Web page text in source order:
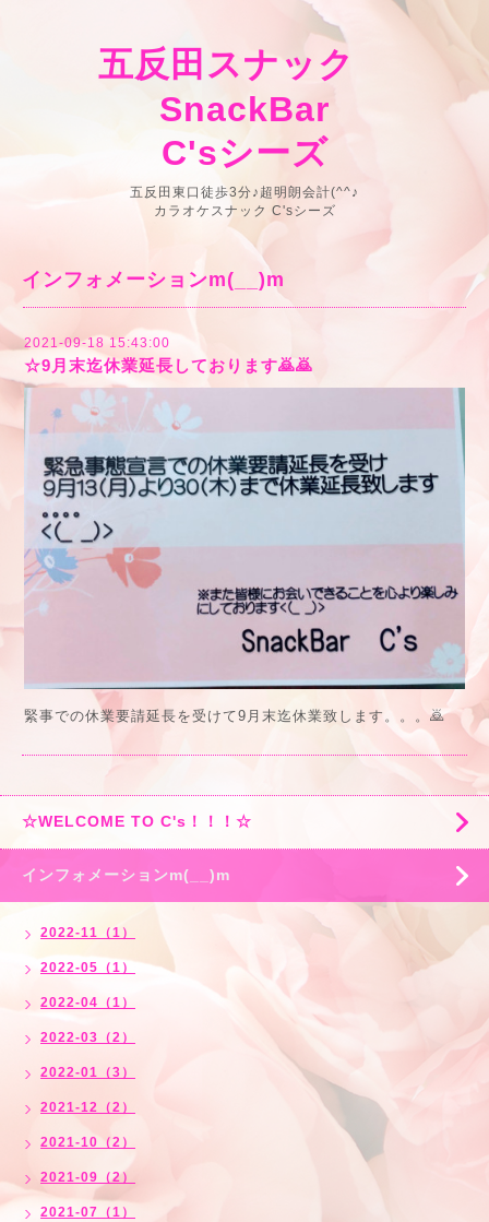
五反田スナック
SnackBar
C'sシーズ
五反田東口徒歩3分♪超明朗会計(^^♪
カラオケスナック C'sシーズ
インフォメーションm(__)m
2021-09-18 15:43:00
☆9月末迄休業延長しております🙇🙇
緊事での休業要請延長を受けて9月末迄休業致します。。。🙇
☆WELCOME TO C's！！！☆
インフォメーションm(__)m
2022-11（1）
2022-05（1）
2022-04（1）
2022-03（2）
2022-01（3）
2021-12（2）
2021-10（2）
2021-09（2）
2021-07（1）